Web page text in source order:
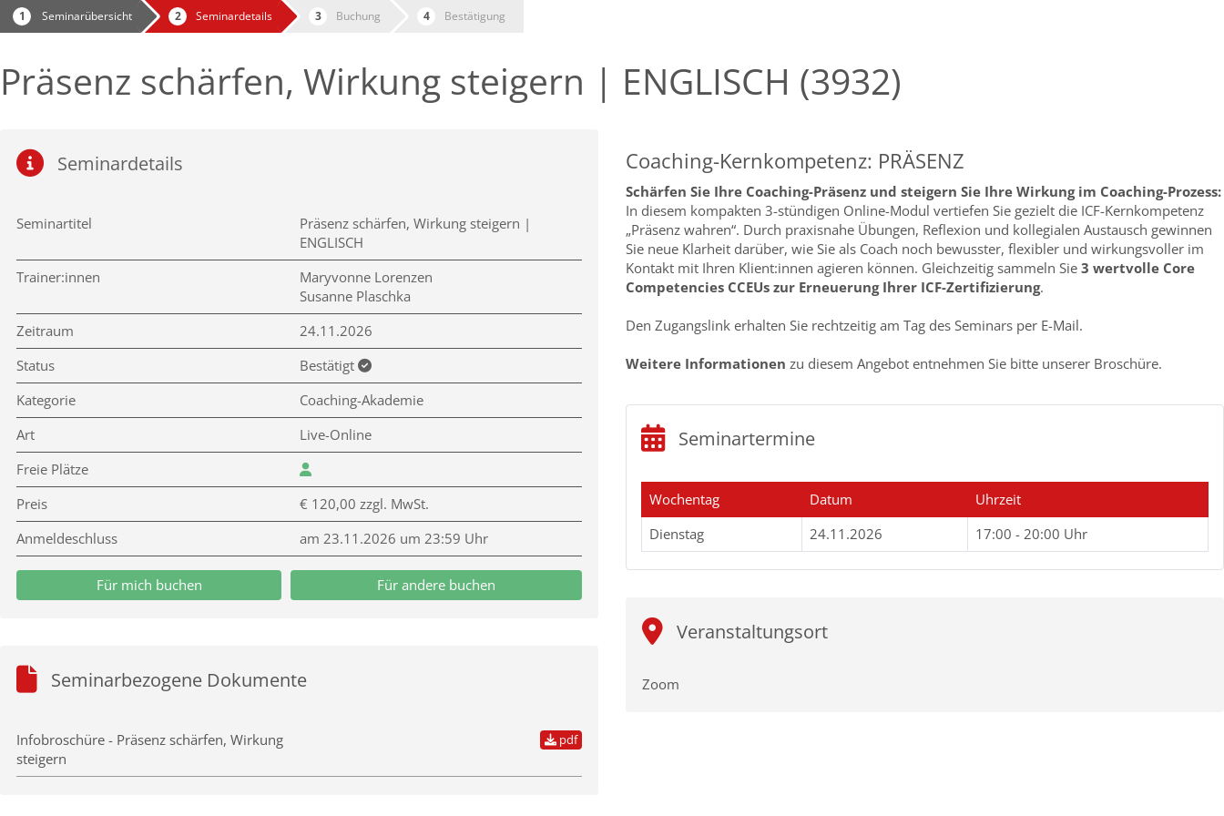
Seminarübersicht Seminardetails Buchung Bestätigung
Präsenz schärfen, Wirkung steigern | ENGLISCH (3932)
Seminardetails
Seminartitel
Präsenz schärfen, Wirkung steigern |
ENGLISCH
Trainer:innen
Maryvonne Lorenzen
Susanne Plaschka
Zeitraum
24.11.2026
Status
Bestätigt
Kategorie
Coaching-Akademie
Art
Live-Online
Freie Plätze
Preis
€ 120,00 zzgl. MwSt.
Anmeldeschluss
am 23.11.2026 um 23:59 Uhr
Für mich buchen Für andere buchen
Coaching-Kernkompetenz: PRÄSENZ
Schärfen Sie Ihre Coaching-Präsenz und steigern Sie Ihre Wirkung im Coaching-Prozess:
In diesem kompakten 3-stündigen Online-Modul vertiefen Sie gezielt die ICF-Kernkompetenz
„Präsenz wahren“. Durch praxisnahe Übungen, Reflexion und kollegialen Austausch gewinnen
Sie neue Klarheit darüber, wie Sie als Coach noch bewusster, flexibler und wirkungsvoller im
Kontakt mit Ihren Klient:innen agieren können. Gleichzeitig sammeln Sie 3 wertvolle Core
Competencies CCEUs zur Erneuerung Ihrer ICF-Zertifizierung.
Den Zugangslink erhalten Sie rechtzeitig am Tag des Seminars per E-Mail.
Weitere Informationen zu diesem Angebot entnehmen Sie bitte unserer Broschüre.
Seminartermine
Wochentag Datum
Uhrzeit
Dienstag
24.11.2026 17:00 - 20:00 Uhr
Veranstaltungsort
Zoom
Seminarbezogene Dokumente
Infobroschüre - Präsenz schärfen, Wirkung
steigern
pdf